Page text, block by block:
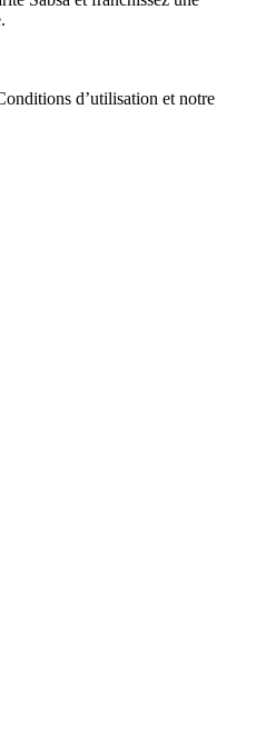
d’utilisation et notre